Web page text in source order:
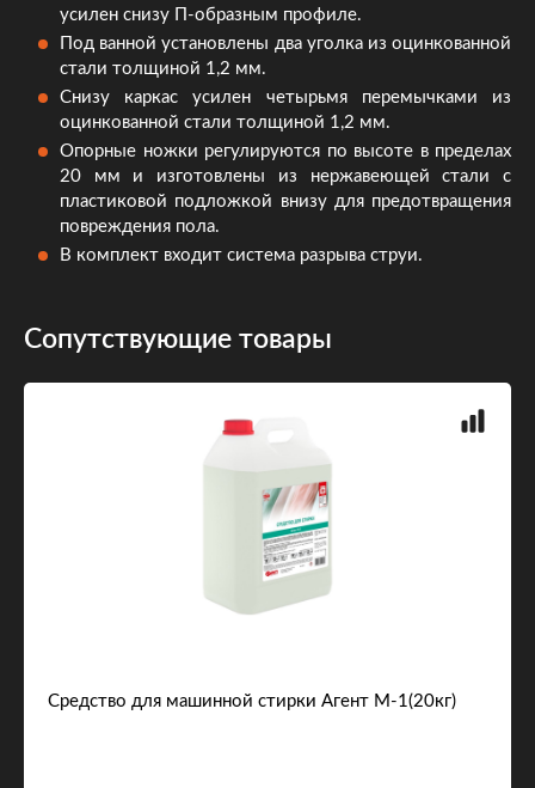
усилен снизу П-образным профиле.
Под ванной установлены два уголка из оцинкованной
стали толщиной 1,2 мм.
Снизу каркас усилен четырьмя перемычками из
оцинкованной стали толщиной 1,2 мм.
Опорные ножки регулируются по высоте в пределах
20 мм и изготовлены из нержавеющей стали с
пластиковой подложкой внизу для предотвращения
повреждения пола.
В комплект входит система разрыва струи.
Сопутствующие товары
Средство для машинной стирки Агент M-1(20кг)